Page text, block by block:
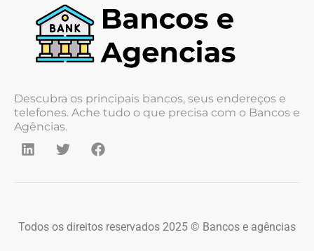
Descubra os principais bancos, seus endereços e
telefones. Ache tudo o que precisa com o Bancos e
Agências.
Todos os direitos reservados 2025 © Bancos e agências